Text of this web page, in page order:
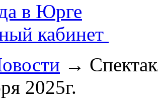
в Юрге
→
2025г.